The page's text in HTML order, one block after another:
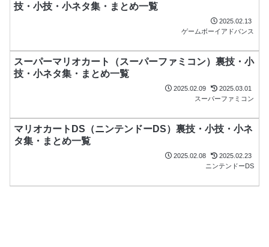
技・小技・小ネタ集・まとめ一覧
2025.02.13
ゲームボーイアドバンス
スーパーマリオカート（スーパーファミコン）裏技・小
技・小ネタ集・まとめ一覧
2025.02.09
2025.03.01
スーパーファミコン
マリオカートDS（ニンテンドーDS）裏技・小技・小ネ
タ集・まとめ一覧
2025.02.08
2025.02.23
ニンテンドーDS